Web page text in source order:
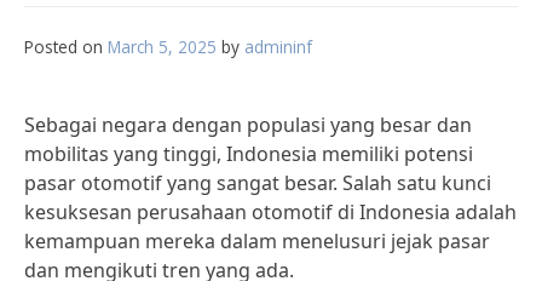
Posted on March 5, 2025 by admininf
Sebagai negara dengan populasi yang besar dan
mobilitas yang tinggi, Indonesia memiliki potensi
pasar otomotif yang sangat besar. Salah satu kunci
kesuksesan perusahaan otomotif di Indonesia adalah
kemampuan mereka dalam menelusuri jejak pasar
dan mengikuti tren yang ada.